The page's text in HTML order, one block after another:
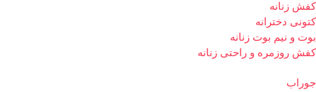
کفش زنانه
کتونی دخترانه
بوت و نیم بوت زنانه
کفش روزمره و راحتی زنانه
جوراب